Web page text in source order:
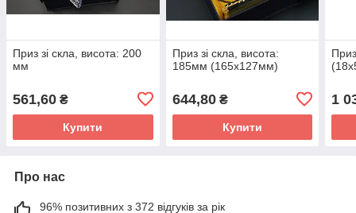
Приз зі скла, висота: 200
мм
561,60 ₴
Купити
Приз зі скла, висота:
185мм (165х127мм)
644,80₴
Купити
1
Про нас
96% позитивних з 372 відгуків за рік